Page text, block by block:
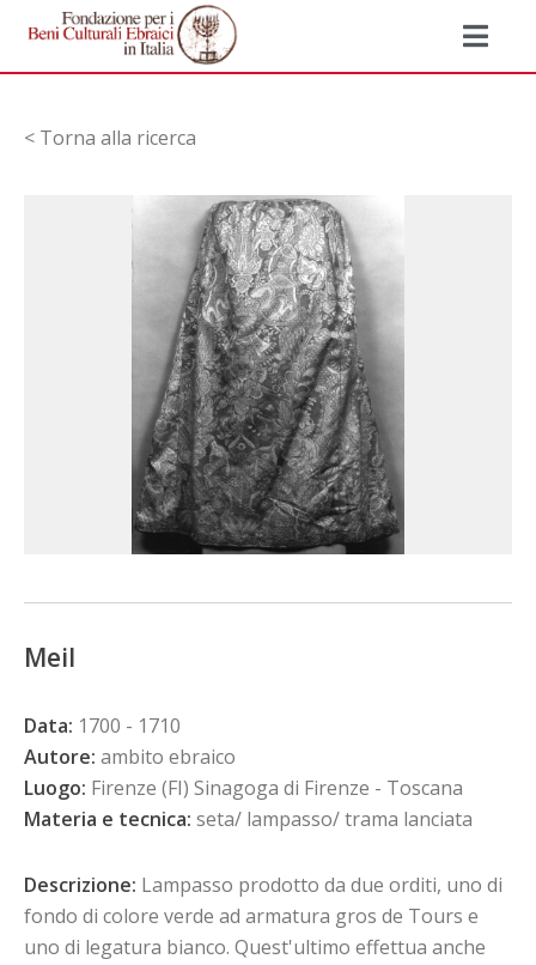
< Torna alla ricerca
Meil
Data: 1700 - 1710
Autore: ambito ebraico
Luogo: Firenze (FI) Sinagoga di Firenze - Toscana
Materia e tecnica: seta/ lampasso/ trama lanciata
Descrizione: Lampasso prodotto da due orditi, uno di
fondo di colore verde ad armatura gros de Tours e
uno di legatura bianco. Quest'ultimo effettua anche